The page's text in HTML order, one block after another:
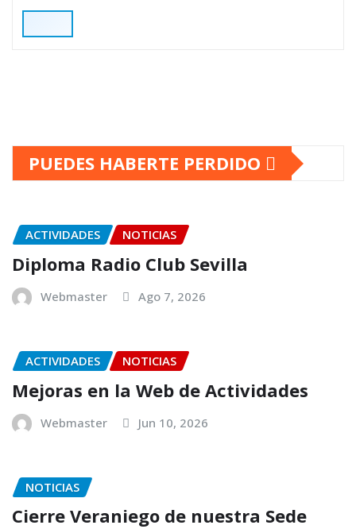
PUEDES HABERTE PERDIDO
ACTIVIDADES NOTICIAS
Diploma Radio Club Sevilla
Webmaster Ago 7, 2026
ACTIVIDADES NOTICIAS
Mejoras en la Web de Actividades
Webmaster Jun 10, 2026
NOTICIAS
Cierre Veraniego de nuestra Sede